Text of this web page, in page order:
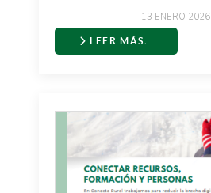
13 ENERO 2026
LEER MÁS…